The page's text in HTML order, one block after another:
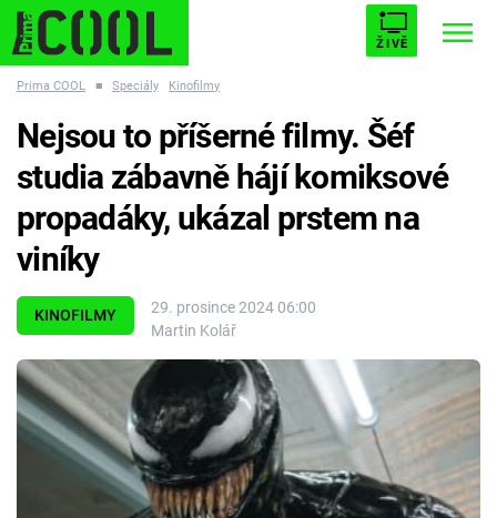
ŽIVĚ
ESCAPE PLNEJ KOTEL AVENGERS 5
Témata
Filmy
Seriály
Prima COOL ■ Speciály Kinofilmy
KINOFILMY
29. prosince 2024 06:00
Martin Kolář
Nejsou to příšerné filmy. Šéf
studia zábavně hájí komiksové
propadáky, ukázal prstem na
viníky